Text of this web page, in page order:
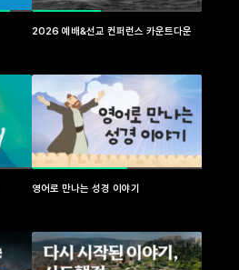
2026 예배&선교 컨퍼런스 카운트다운
영어로 만나는 성경 이야기